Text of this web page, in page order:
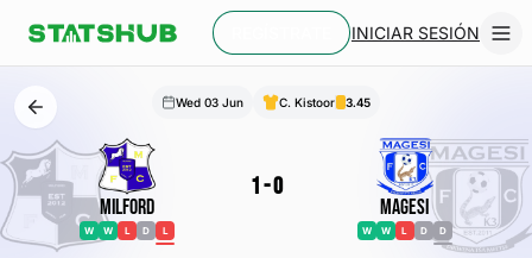
INICIAR SESIÓN
Wed 03 Jun C. Kistoor 3.45
Milford
W W L D L
1-0
Magesi
W W L D D